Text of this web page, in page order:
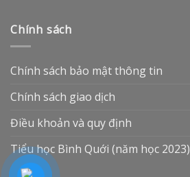
Chính sách
Chính sách bảo mật thông tin
Chính sách giao dịch
Điều khoản và quy định
Tiểu học Bình Quới (năm học 2023)